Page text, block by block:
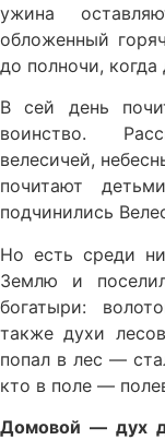
ужина
обложенный
до полночи,
В сей день
воинство.
велесичей,
почитают
подчинились
Но есть среди
Землю и
богатыри:
также духи
попал в лес —
кто в поле —
Домовой — дух